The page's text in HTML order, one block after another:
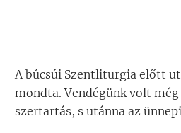
A búcsúi Szentliturgia előtt
mondta. Vendégünk volt még
szertartás, s utánna az